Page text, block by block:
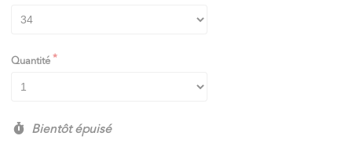
Quantité
Bientôt épuisé